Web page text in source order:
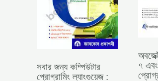
সবার জন্য কম্পিউটার
প্রোগ্রামিং ল্যাংগুয়েজ :
মোঃ
কামরুজ্জামান
নিটন
৭